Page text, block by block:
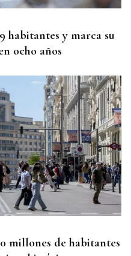
habitantes y marca su
ocho años
millones de habitantes